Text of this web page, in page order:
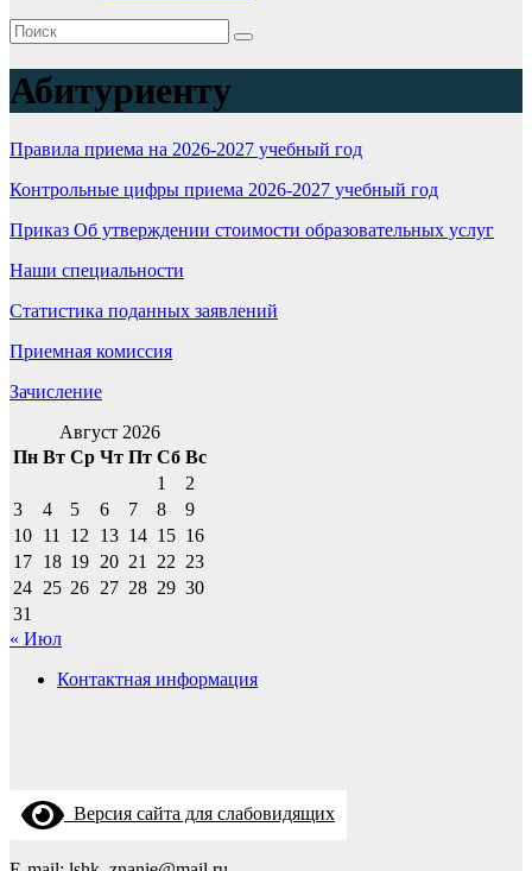
Абитуриенту
Правила приема на 2026-2027 учебный год
Контрольные цифры приема 2026-2027 учебный год
Приказ Об утверждении стоимости образовательных услуг
Наши специальности
Статистика поданных заявлений
Приемная комиссия
Зачисление
Август 2026
Пн Вт Ср Чт Пт Сб Вс
1
2
3
4 5 6 7 8
9
10 11 12 13 14 15 16
17 18 19 20 21 22 23
24 25 26 27 28 29 30
31
« Июл
Контактная информация
Версия сайта для слабовидящих